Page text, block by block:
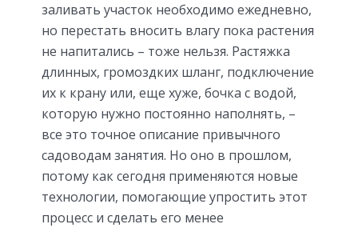
заливать участок необходимо ежедневно,
но перестать вносить влагу пока растения
не напитались – тоже нельзя. Растяжка
длинных, громоздких шланг, подключение
их к крану или, еще хуже, бочка с водой,
которую нужно постоянно наполнять, –
все это точное описание привычного
садоводам занятия. Но оно в прошлом,
потому как сегодня применяются новые
технологии, помогающие упростить этот
процесс и сделать его менее